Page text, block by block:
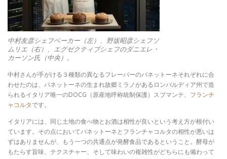
中村友彦シェフベーカー（左）、野坂昭彦シェフソ
ムリエ（右）、エグゼクティブシェフのダニエレ・
カーソン氏（中央）。
中村さんが手がける３種類の異なるフレーバーのパネットーネそれぞれに合
わせたのは、パネットーネの生まれ故郷ミラノがあるロンバルディア州で造
られるイタリア唯一のDOCG（原産地呼称統制保護）スプマンテ、 フランチ
ャコルタです。
イタリアには、同じ土地の食べ物とお酒は相性が良いという考え方が根付い
ています。その点においてパネットーネとフランチャコルタの相性が悪いは
ずはありませんが、もう一つの共通点が発酵食品であるということ。酵母が
もたらす旨味、テクスチャー、そして味わいの複雑性がどちらにも備わって